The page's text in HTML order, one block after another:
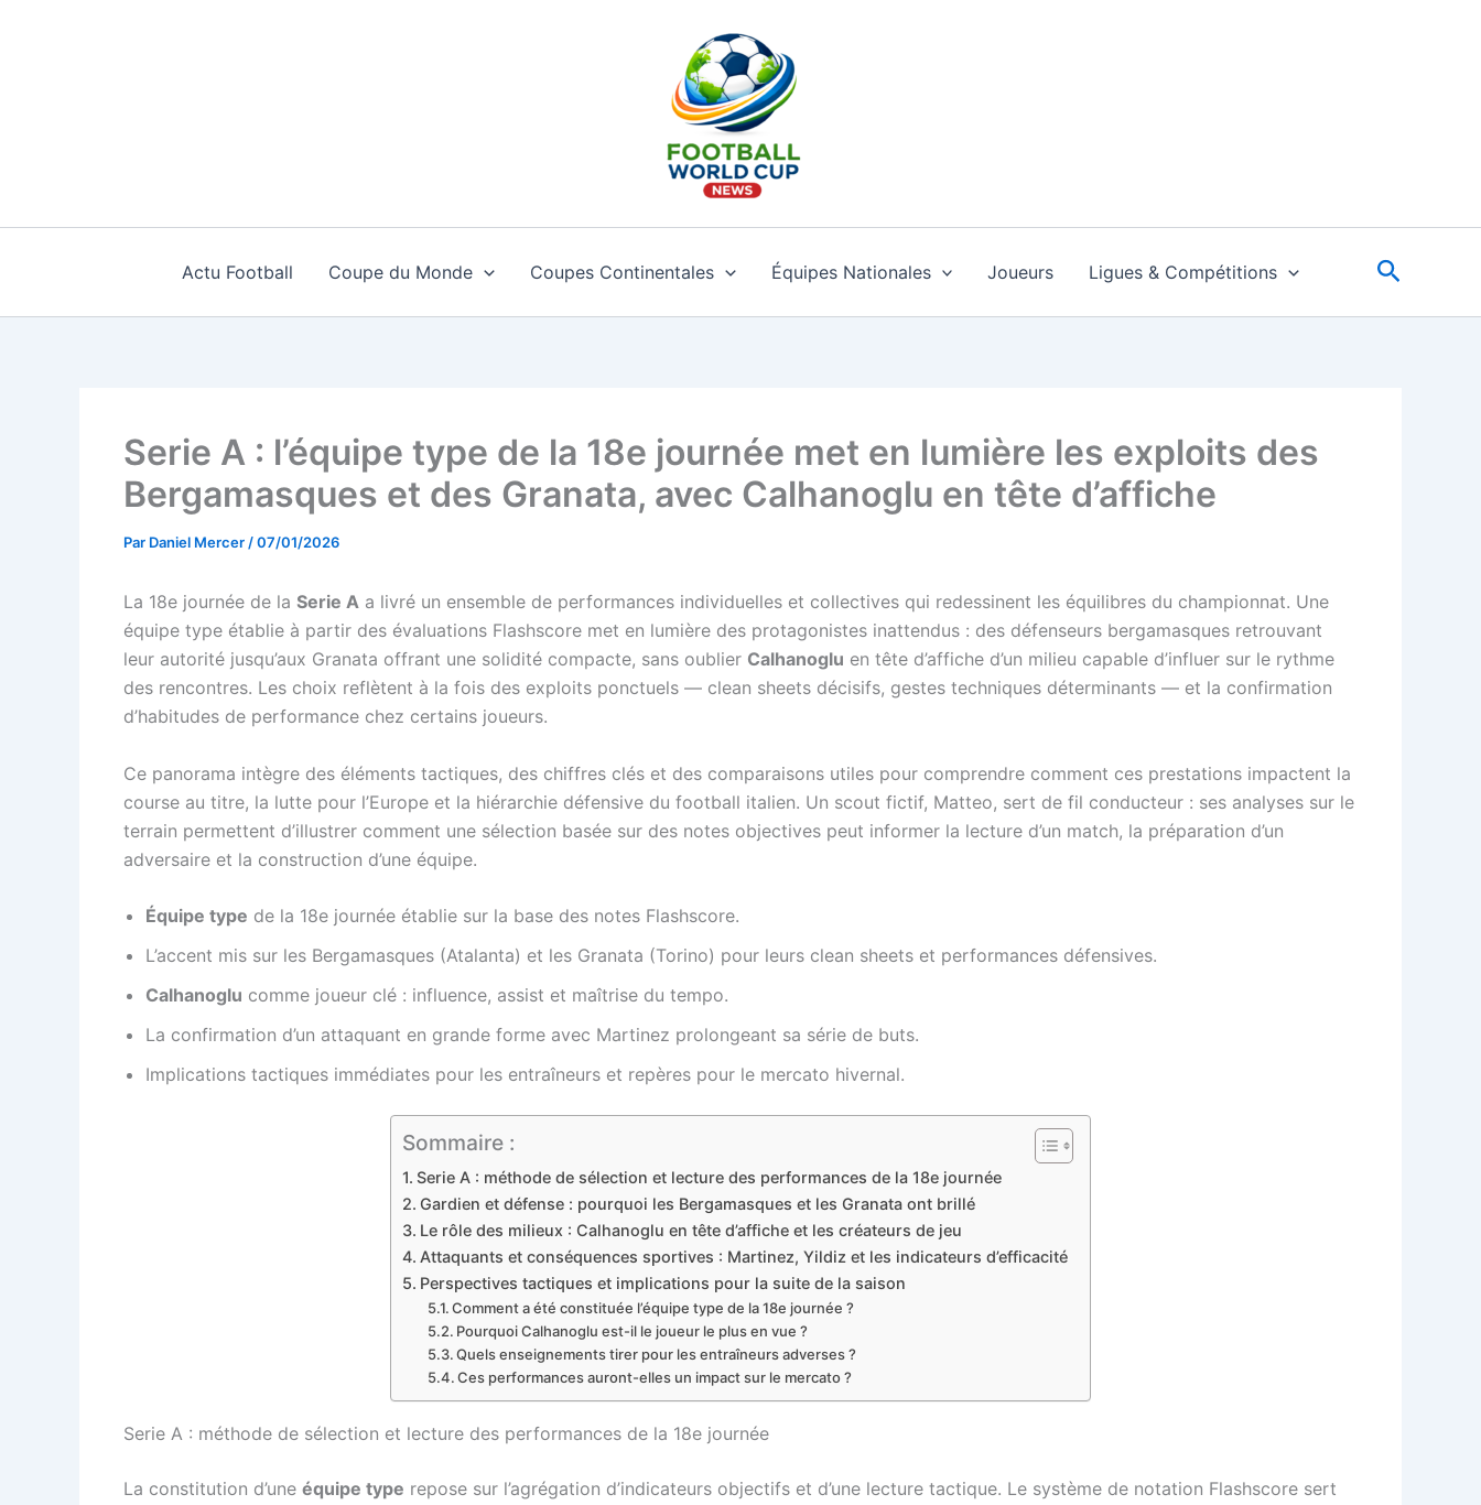
Actu Football Coupe du Monde Coupes Continentales Équipes Nationales Joueurs Ligues & Compétitions
Serie A : l’équipe type de la 18e journée met en lumière les exploits des
Bergamasques et des Granata, avec Calhanoglu en tête d’affiche
Par Daniel Mercer /07/01/2026
La 18e journée de la Serie A a livré un ensemble de performances individuelles et collectives qui redessinent les équilibres du championnat. Une
équipe type établie à partir des évaluations Flashscore met en lumière des protagonistes inattendus : des défenseurs bergamasques retrouvant
leur autorité jusqu’aux Granata offrant une solidité compacte, sans oublier Calhanoglu en tête d’affiche d’un milieu capable d’influer sur le rythme
des rencontres. Les choix reflètent à la fois des exploits ponctuels — clean sheets décisifs, gestes techniques déterminants — et la confirmation
d’habitudes de performance chez certains joueurs.
Ce panorama intègre des éléments tactiques, des chiffres clés et des comparaisons utiles pour comprendre comment ces prestations impactent la
course au titre, la lutte pour l’Europe et la hiérarchie défensive du football italien. Un scout fictif, Matteo, sert de fil conducteur : ses analyses sur le
terrain permettent d’illustrer comment une sélection basée sur des notes objectives peut informer la lecture d’un match, la préparation d’un
adversaire et la construction d’une équipe.
Équipe type de la 18e journée établie sur la base des notes Flashscore.
L’accent mis sur les Bergamasques (Atalanta) et les Granata (Torino) pour leurs clean sheets et performances défensives.
Calhanoglu comme joueur clé : influence, assist et maîtrise du tempo.
La confirmation d’un attaquant en grande forme avec Martinez prolongeant sa série de buts.
Implications tactiques immédiates pour les entraîneurs et repères pour le mercato hivernal.
Sommaire :
Serie A : méthode de sélection et lecture des performances de la 18e journée
Gardien et défense : pourquoi les Bergamasques et les Granata ont brillé
Le rôle des milieux : Calhanoglu en tête d’affiche et les créateurs de jeu
Attaquants et conséquences sportives : Martinez, Yildiz et les indicateurs d’efficacité
Perspectives tactiques et implications pour la suite de la saison
Comment a été constituée l’équipe type de la 18e journée ?
Pourquoi Calhanoglu est-il le joueur le plus en vue ?
Quels enseignements tirer pour les entraîneurs adverses ?
Ces performances auront-elles un impact sur le mercato ?
Serie A : méthode de sélection et lecture des performances de la 18e journée
La constitution d’une équipe type repose sur l’agrégation d’indicateurs objectifs et d’une lecture tactique. Le système de notation Flashscore sert